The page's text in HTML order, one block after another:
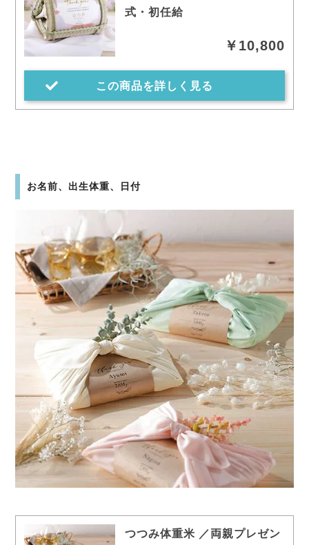
式・初任給
￥10,800
この商品を詳しく見る
お名前、出生体重、日付
つつみ体重米 ／両親プレゼン